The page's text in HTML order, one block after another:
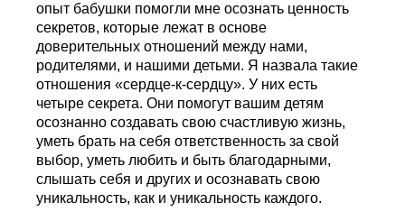
опыт бабушки помогли мне осознать ценность
секретов, которые лежат в основе
доверительных отношений между нами,
родителями, и нашими детьми. Я назвала такие
отношения «сердце-к-сердцу». У них есть
четыре секрета. Они помогут вашим детям
осознанно создавать свою счастливую жизнь,
уметь брать на себя ответственность за свой
выбор, уметь любить и быть благодарными,
слышать себя и других и осознавать свою
уникальность, как и уникальность каждого.